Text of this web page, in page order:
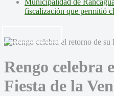
Municipalidad de
fiscalización que permitió
Rengo celebra
Fiesta de la